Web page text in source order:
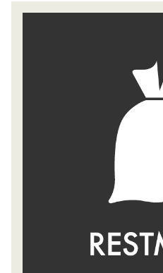
Webseiten zu folgen. Die
relevant und ansprechend für
und daher wertvoller für